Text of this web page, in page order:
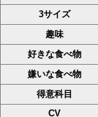
3サイズ
趣味
好きな食べ物
嫌いな食べ物
得意科目
CV